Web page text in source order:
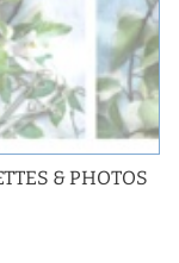
& PHOTOS